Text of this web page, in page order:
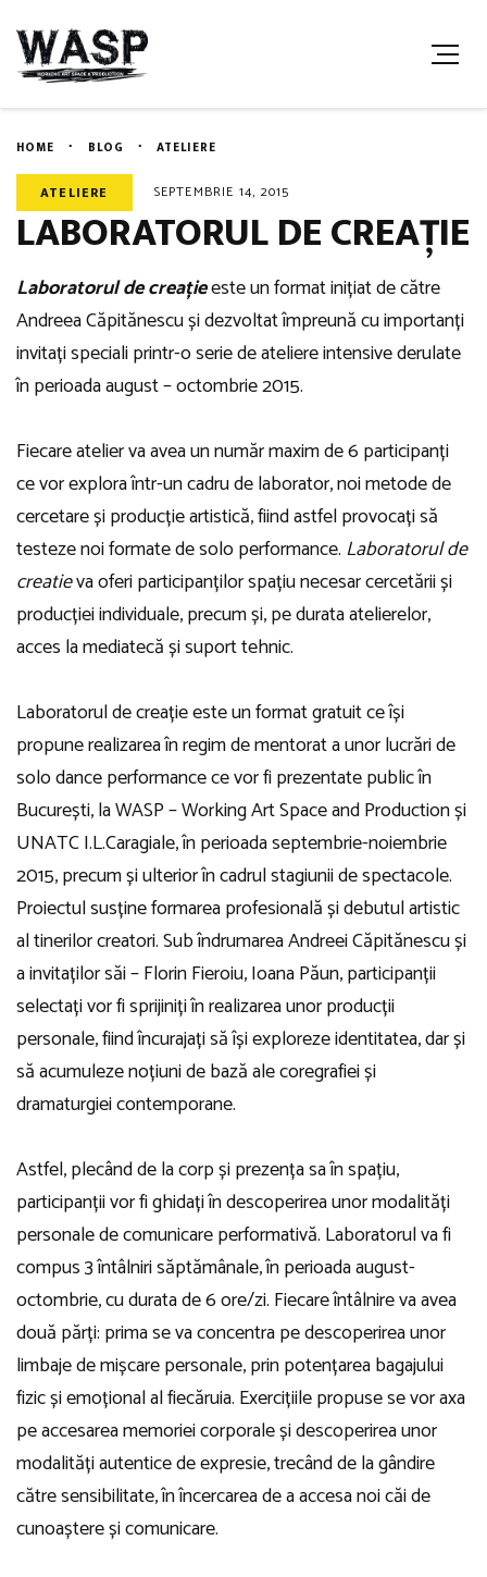
HOME BLOG ATELIERE
ATELIERE SEPTEMBRIE 14, 2015
LABORATORUL DE CREAȚIE
Laboratorul de creațieeste un format inițiat de către
Andreea Căpitănescu și dezvoltat împreună cu importanți
invitați speciali printr-o serie de ateliere intensive derulate
în perioada august – octombrie 2015.
Fiecare atelier va avea un număr maxim de 6 participanți
ce vor explora într-un cadru de laborator, noi metode de
cercetare și producție artistică, fiind astfel provocați să
testeze noi formate de solo performance. Laboratorul de
creatieva oferi participanților spațiu necesar cercetării și
producției individuale, precum și, pe durata atelierelor,
acces la mediatecă și suport tehnic.
Laboratorul de creație este un format gratuit ce își
propune realizarea în regim de mentorat a unor lucrări de
solo dance performance ce vor fi prezentate public în
București, la WASP – Working Art Space and Production și
UNATC I.L.Caragiale, în perioada septembrie-noiembrie
2015, precum și ulterior în cadrul stagiunii de spectacole.
Proiectul susține formarea profesională și debutul artistic
al tinerilor creatori. Sub îndrumarea Andreei Căpitănescu și
a invitaților săi – Florin Fieroiu, Ioana Păun, participanții
selectați vor fi sprijiniți în realizarea unor producții
personale, fiind încurajați să își exploreze identitatea, dar și
să acumuleze noțiuni de bază ale coregrafiei și
dramaturgiei contemporane.
Astfel, plecând de la corp și prezența sa în spațiu,
participanții vor fi ghidați în descoperirea unor modalități
personale de comunicare performativă. Laboratorul va fi
compus 3 întâlniri săptămânale, în perioada august-
octombrie, cu durata de 6 ore/zi. Fiecare întâlnire va avea
două părți: prima se va concentra pe descoperirea unor
limbaje de mișcare personale, prin potențarea bagajului
fizic și emoțional al fiecăruia. Exercițiile propuse se vor axa
pe accesarea memoriei corporale și descoperirea unor
modalități autentice de expresie, trecând de la gândire
către sensibilitate, în încercarea de a accesa noi căi de
cunoaștere și comunicare.